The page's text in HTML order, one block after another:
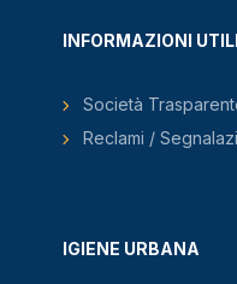
IGIENE URBANA
INFORMAZIONI UTILI
Società
Reclami /